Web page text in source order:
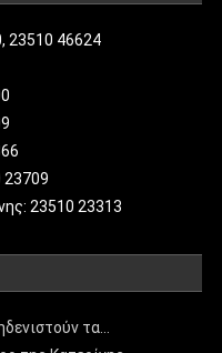
23510 46624
23709
23510 23313
τα…